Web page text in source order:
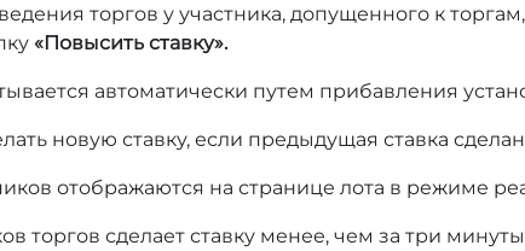
торгов у участника, допущенного к
«Повысить ставку».
автоматически путем прибавления
новую ставку, если предыдущая ставка
отображаются на странице лота в режиме
торгов сделает ставку менее, чем за три